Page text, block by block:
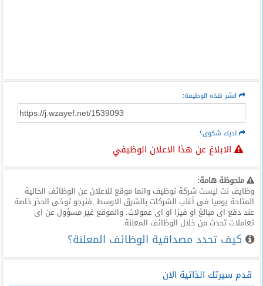
انشر هذه الوظيفة:
لديك شكوى؟:
الابلاغ عن هذا الاعلان الوظيفي
ملحوظة هامة:
وظايف نت ليست شركة توظيف وانما موقع للاعلان عن الوظائف الخالية
المتاحة يوميا فى أغلب الشركات بالشرق الاوسط ,فنرجو توخى الحذر خاصة
عند دفع اى مبالغ او فيزا او اى عمولات. والموقع غير مسؤول عن اى
تعاملات تحدث من خلال الوظائف المعلنة.
كيف تحدد مصداقية الوظائف المعلنة؟
قدم سيرتك الذاتية الان